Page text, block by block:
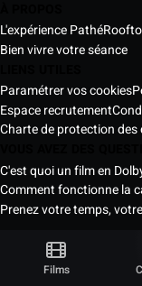
Films
L'expérience Pathé
Bien vivre votre séance
Paramétrer vos cookies
Espace recrutement
Charte de protection
C'est quoi un film en
Comment fonctionne la
Prenez votre temps,
Les Cinémas Pathé
Tous droits réservés ®